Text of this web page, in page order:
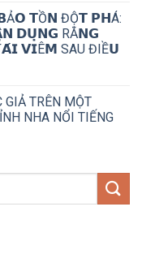
𝗧Ồ𝗡 ĐỘ̣𝗧 𝗣𝗛Á:
𝗗𝗨̣𝗡𝗚 RĂ𝗡𝗚
𝗩𝗜Ê𝗠 SAU ĐIỀ𝗨
GIẢ TRÊN MỘT
NHA NỔI TIẾNG